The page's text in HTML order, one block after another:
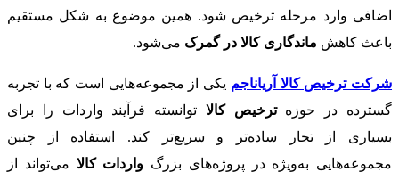
اضافی وارد مرحله ترخیص شود. همین موضوع به شکل مستقیم
باعث کاهش ماندگاری کالا در گمرک می‌شود.
شرکت ترخیص کالا آریاناجم یکی از مجموعه‌هایی است که با تجربه
گسترده در حوزهترخیص کالا توانسته فرآیند واردات را برای
بسیاری از تجار ساده‌تر و سریع‌تر کند. استفاده از چنین
مجموعه‌هایی به‌ویژه در پروژه‌های بزرگ واردات کالا می‌تواند از